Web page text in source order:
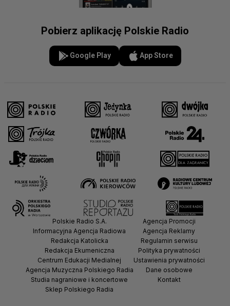
Pobierz aplikację Polskie Radio
Google Play App Store
Polskie Radio S.A.
Informacyjna Agencja Radiowa
Redakcja Katolicka
Redakcja Ekumeniczna
Centrum Edukacji Medialnej
Agencja Muzyczna Polskiego Radia
Studia nagraniowe i koncertowe
Sklep Polskiego Radia
Agencja Promocji
Agencja Reklamy
Regulamin serwisu
Polityka prywatności
Ustawienia prywatności
Dane osobowe
Kontakt